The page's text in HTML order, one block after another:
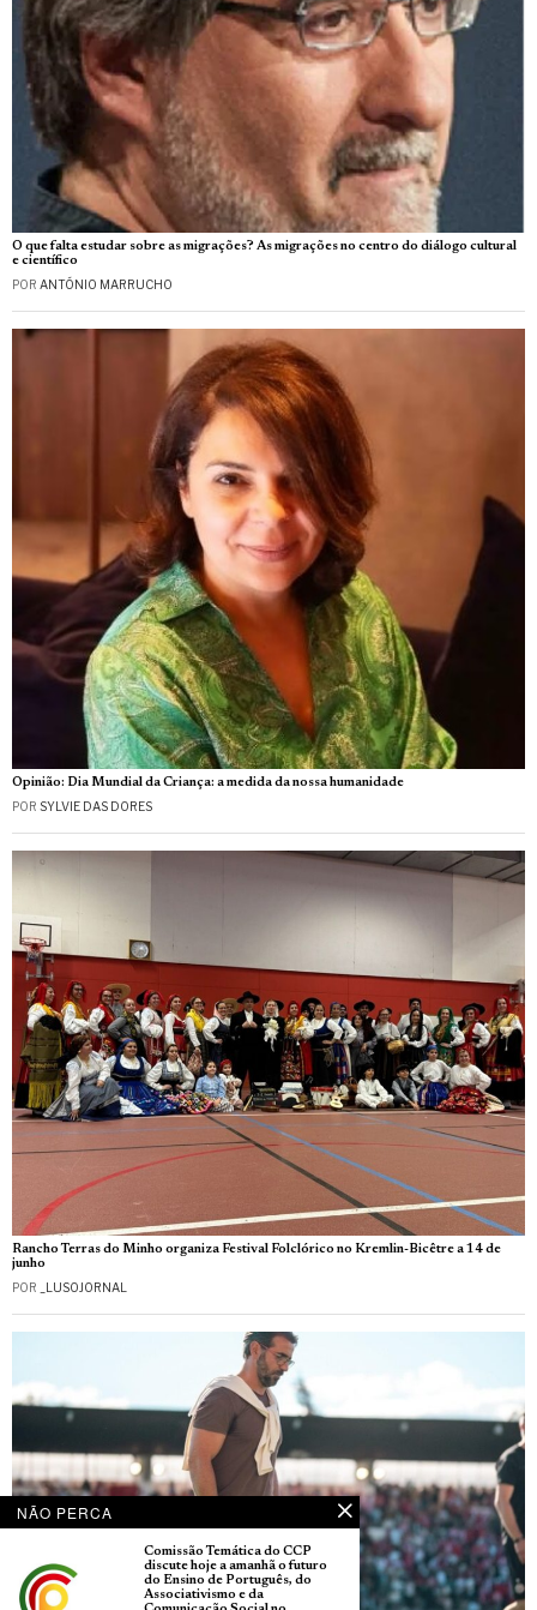
O que falta estudar sobre as migrações? As migrações no centro do diálogo cultural
e científico
POR ANTÓNIO MARRUCHO
Opinião: Dia Mundial da Criança: a medida da nossa humanidade
POR SYLVIE DAS DORES
Rancho Terras do Minho organiza Festival Folclórico no Kremlin-Bicêtre a 14 de
junho
POR _LUSOJORNAL
NÃO PERCA
Comissão Temática do CCP
discute hoje a amanhã o futuro
do Ensino de Português, do
Associativismo e da